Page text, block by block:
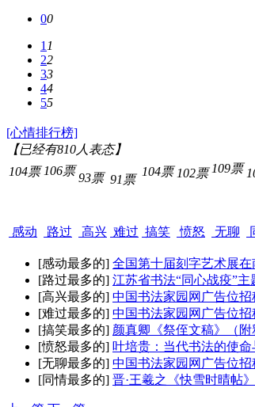
00
11
22
33
44
55
[心情排行榜]
【已经有810人表态】
104票
感动
106票
路过
93票
高兴
91票
难过
104票
搞笑
102票
愤怒
109票
无聊
[感动最多的] 全国第十届刻字艺术展
[路过最多的] 江苏省书法“同心战疫”
[高兴最多的] 中国书法家园网广告位招
[难过最多的] 中国书法家园网广告位招
[搞笑最多的] 颜真卿《祭侄文稿》（附
[愤怒最多的] 叶培贵：当代书法的使命
[无聊最多的] 中国书法家园网广告位招
[同情最多的] 晋·王羲之《快雪时晴帖